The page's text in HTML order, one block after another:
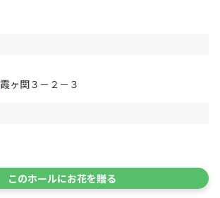
霞ヶ関３－２－３
このホールにお花を贈る